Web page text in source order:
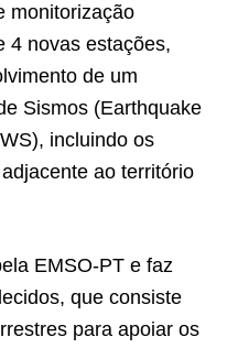
monitorização
4 novas estações,
de um
Sismos (Earthquake
incluindo os
ao território
EMSO-PT e faz
que consiste
para apoiar os